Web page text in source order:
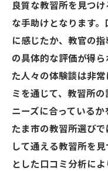
良質な教習所を見つ
な手助けとなります
に感じたか、教官の
の具体的な評価が得
た人々の体験談は非
ミを通じて、教習所
ニーズに合っている
たま市の教習所選び
して通える教習所を
とした口コミ分析に